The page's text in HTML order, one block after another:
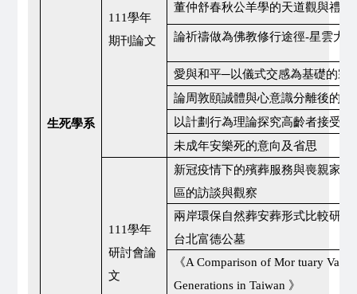
生死學系
111學年
期刊論文
董仲舒春秋公羊學的天道觀與禮思
論祈禱做為佛教修行途徑-星雲大
愛與和平─以儀式交感為基礎的宗
論周敦頤誠體與心意識分離後的倫
以計劃行為理論探究高齡者接受圓
未成年安樂死的意向及省思
111學年
研討會論
文
新冠疫情下的殯葬服務與喪親家屬
區的訪談與觀察
兩岸環保自然葬安葬形式比較研究-
台北富德公墓
《A Comparison of Mor tuary
Generations in Taiwan 》